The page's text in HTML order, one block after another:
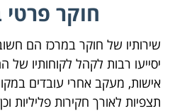
חוקר פרטי
שירותיו של חוקר במרכז הם
יסייעו רבות לקהל לקוחותיו
אישות, מעקב אחרי עובדים
תצפיות לאורך חקירות פליליות